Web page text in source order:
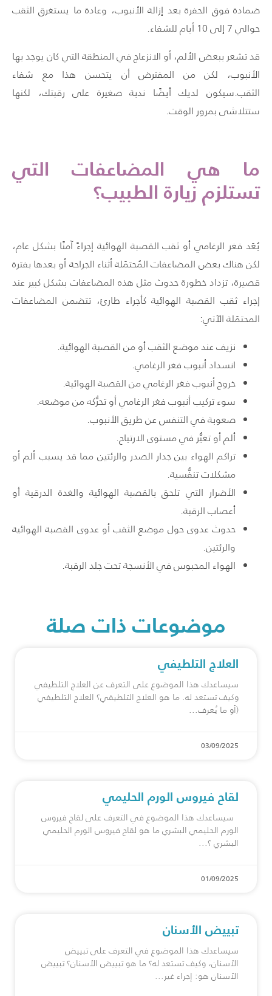
ضمادة فوق الحفرة بعد إزالة الأنبوب، وعادة ما يستغرق الثقب
حوالي 7 إلى 10 أيام للشفاء.
قد تشعر ببعض الألم، أو الانزعاج في المنطقة التي كان يوجد بها
الأنبوب، لكن من المفترض أن يتحسن هذا مع شفاء
الثقب.سيكون لديك أيضًا ندبة صغيرة على رقبتك، لكنها
ستتلاشى بمرور الوقت.
ما هي المضاعفات التي
تستلزم زيارة الطبيب؟
يُعَد فغر الرغامي أو ثقب القصبة الهوائية إجراءً آمنًا بشكل عام،
لكن هناك بعض المضاعفات المُحتمَلة أثناء الجراحة أو بعدها بفترة
قصيرة، تزداد خطورة حدوث مثل هذه المضاعفات بشكل كبير عند
إجراء ثقب القصبة الهوائية كأجراء طارئ، تتضمن المضاعفات
المحتمَلة الآتي:
نزيف عند موضع الثقب أو من القصبة الهوائية.
انسداد أنبوب فغر الرغامي.
خروج أنبوب فغر الرغامي من القصبة الهوائية.
سوء تركيب أنبوب فغر الرغامي أو تحرُّكه من موضعه.
صعوبة في التنفس عن طريق الأنبوب.
ألم أو تغيُّر في مستوى الارتياح.
تراكم الهواء بين جدار الصدر والرئتين مما قد يسبب ألم أو
مشكلات تنفُّسية.
الأضرار التي تلحق بالقصبة الهوائية والغدة الدرقية أو
أعصاب الرقبة.
حدوث عدوى حول موضع الثقب أو عدوى القصبة الهوائية
والرئتين.
الهواء المحبوس في الأنسجة تحت جلد الرقبة.
موضوعات ذات صلة
العلاج التلطيفي
سيساعدك هذا الموضوع على التعرف عن العلاج التلطيفي
وكيف تستعد له. ما هو العلاج التلطيفي؟ العلاج التلطيفي
(أو ما يُعرف
03/09/2025
لقاح فيروس الورم الحليمي
سيساعدك هذا الموضوع في التعرف على لقاح فيروس
الورم الحليمي البشري ما هو ⁠لقاح فيروس الورم الحليمي
البشري ؟
01/09/2025
تبييض الأسنان
سيساعدك هذا الموضوع في التعرف على تبييض
الأسنان، وكيف تستعد له؟ ما هو تبييض الأسنان؟ تبييض
الأسنان هو: إجراء غير